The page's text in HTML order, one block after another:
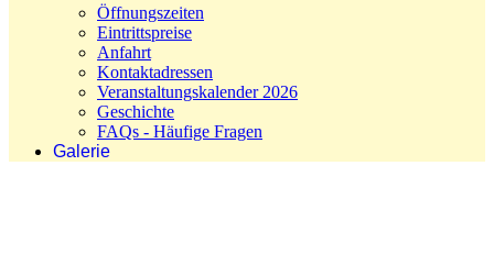
Öffnungszeiten
Eintrittspreise
Anfahrt
Kontaktadressen
Veranstaltungskalender 2026
Geschichte
FAQs - Häufige Fragen
Galerie